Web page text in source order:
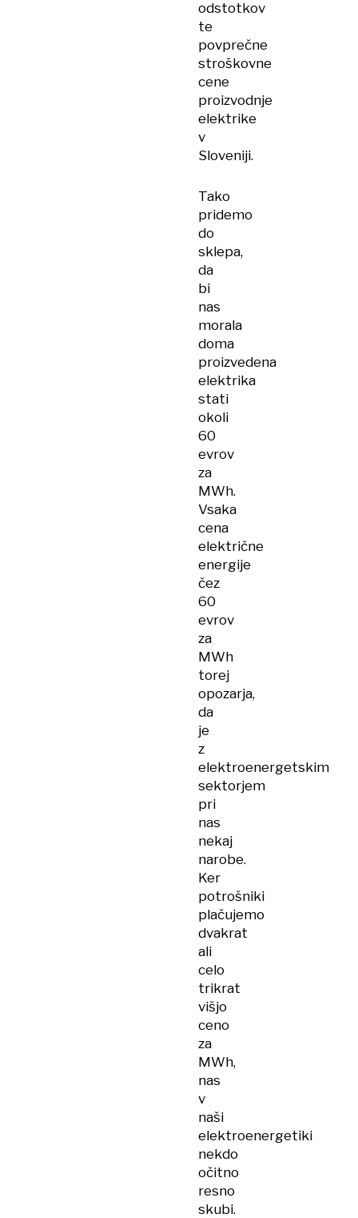
odstotkov
te
povprečne
stroškovne
cene
proizvodnje
elektrike
v
Sloveniji.
Tako
pridemo
do
sklepa,
da
bi
nas
morala
doma
proizvedena
elektrika
stati
okoli
60
evrov
za
MWh.
Vsaka
cena
električne
energije
čez
60
evrov
za
MWh
torej
opozarja,
da
je
z
elektroenergetskim
sektorjem
pri
nas
nekaj
narobe.
Ker
potrošniki
plačujemo
dvakrat
ali
celo
trikrat
višjo
ceno
za
MWh,
nas
v
naši
elektroenergetiki
nekdo
očitno
resno
skubi.